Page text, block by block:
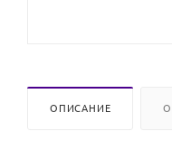
ОПИСАНИЕ